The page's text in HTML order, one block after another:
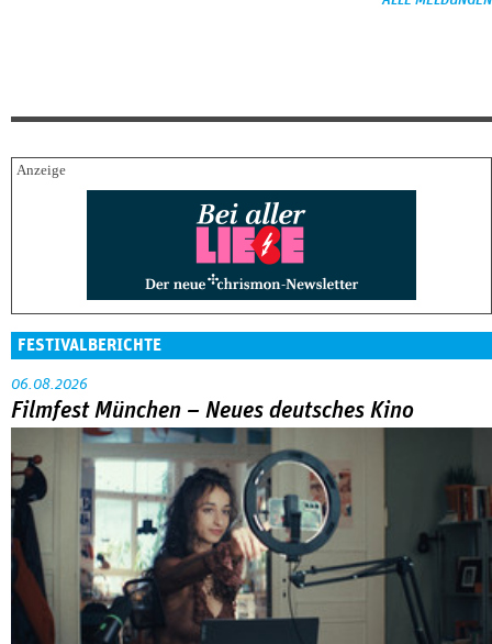
FESTIVALBERICHTE
06.08.2026
Filmfest München – Neues deutsches Kino